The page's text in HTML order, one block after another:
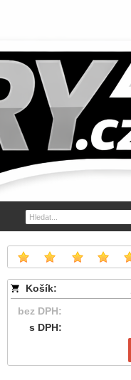
Košík:
bez DPH:
s DPH: